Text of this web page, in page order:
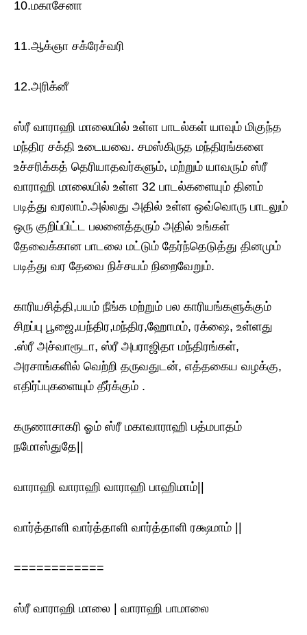
10.மகாசேனா
11.ஆக்ஞா சக்ரேச்வரி
12.அரிக்னீ
ஸ்ரீ வாராஹி மாலையில் உள்ள பாடல்கள் யாவும் மிகுந்த
மந்திர சக்தி உடையவை. சமஸ்கிருத மந்திரங்களை
உச்சரிக்கத் தெரியாதவர்களும், மற்றும் யாவரும் ஸ்ரீ
வாராஹி மாலையில் உள்ள 32 பாடல்களையும் தினம்
படித்து வரலாம்.அல்லது அதில் உள்ள ஒவ்வொரு பாடலும்
ஒரு குறிப்பிட்ட பலனைத்தரும் அதில் உங்கள்
தேவைக்கான பாடலை மட்டும் தேர்ந்தெடுத்து தினமும்
படித்து வர தேவை நிச்சயம் நிறைவேறும்.
காரியசித்தி,பயம் நீங்க மற்றும் பல காரியங்களுக்கும்
சிறப்பு பூஜை,யந்திர,மந்திர,ஹோமம், ரக்ஷை, உள்ளது
.ஸ்ரீ அச்வாரூடா, ஸ்ரீ அபராஜிதா மந்திரங்கள்,
அரசாங்களில் வெற்றி தருவதுடன், எத்தகைய வழக்கு,
எதிர்ப்புகளையும் தீர்க்கும் .
கருணாசாகரி ஓம் ஸ்ரீ மகாவாராஹி பத்மபாதம்
நமோஸ்துதே||
வாராஹி வாராஹி வாராஹி பாஹிமாம்||
வார்த்தாளி வார்த்தாளி வார்த்தாளி ரக்ஷமாம் ||
============
ஸ்ரீ வாராஹி மாலை | வாராஹி பாமாலை